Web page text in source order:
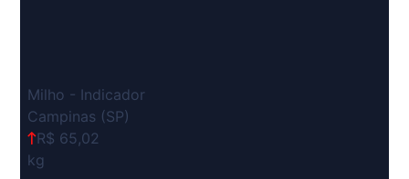
Milho - Indicador
Campinas (SP)
R$ 65,02
kg